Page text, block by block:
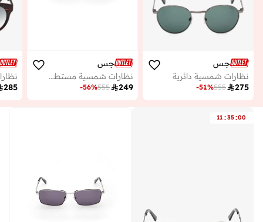
جس
نظارات شمسية دائرية
275
555
-51%
جس
نظارات شمسية مستطيلة
249
555
-56%
285
11 :35:00